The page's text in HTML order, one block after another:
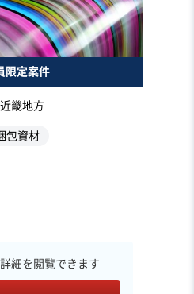
限定案件
近畿地方
包資材
細を閲覧できます